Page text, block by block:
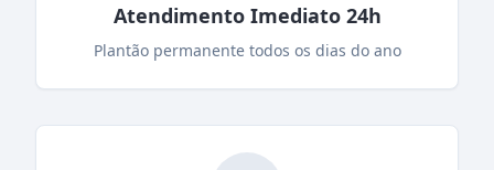
Atendimento Imediato 24h
Plantão permanente todos os dias do ano